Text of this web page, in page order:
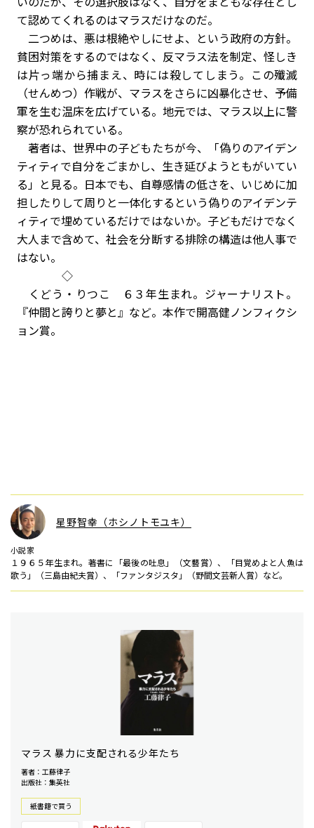
て認めてくれるのはマラスだけなのだ。
二つめは、悪は根絶やしにせよ、という政府の方針。
貧困対策をするのではなく、反マラス法を制定、怪しき
は片っ端から捕まえ、時には殺してしまう。この殲滅
（せんめつ）作戦が、マラスをさらに凶暴化させ、予備
軍を生む温床を広げている。地元では、マラス以上に警
察が恐れられている。
著者は、世界中の子どもたちが今、「偽りのアイデン
ティティで自分をごまかし、生き延びようともがいてい
る」と見る。日本でも、自尊感情の低さを、いじめに加
担したりして周りと一体化するという偽りのアイデンテ
ィティで埋めているだけではないか。子どもだけでなく
大人まで含めて、社会を分断する排除の構造は他人事で
はない。
◇
くどう・りつこ ６３年生まれ。ジャーナリスト。
『仲間と誇りと夢と』など。本作で開高健ノンフィクシ
ョン賞。
星野智幸（ホシノトモユキ）
小説家
１９６５年生まれ。著書に「最後の吐息」（文藝賞）、「目覚めよと人魚は
歌う」（三島由紀夫賞）、「ファンタジスタ」（野間文芸新人賞）など。
マラス 暴力に支配される少年たち
著者：工藤律子
出版社：集英社
紙書籍で買う